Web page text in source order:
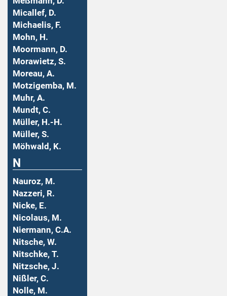
Micallef, D.
Michaelis, F.
Mohn, H.
Moormann, D.
Morawietz, S.
Moreau, A.
Motzigemba, M.
Muhr, A.
Mundt, C.
Müller, H.-H.
Müller, S.
Möhwald, K.
N
Nauroz, M.
Nazzeri, R.
Nicke, E.
Nicolaus, M.
Niermann, C.A.
Nitsche, W.
Nitschke, T.
Nitzsche, J.
Nißler, C.
Nolle, M.